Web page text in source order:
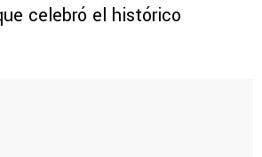
celebró el histórico